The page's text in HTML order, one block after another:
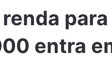
para
entra